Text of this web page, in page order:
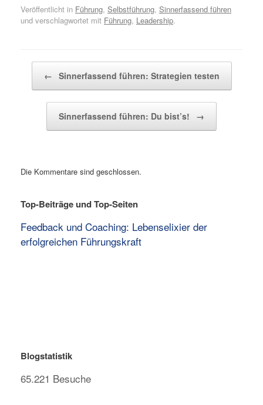
Veröffentlicht in Führung, Selbstführung, Sinnerfassend führen
und verschlagwortet mit Führung, Leadership.
← Sinnerfassend führen: Strategien testen
Sinnerfassend führen: Du bist’s! →
Die Kommentare sind geschlossen.
Top-Beiträge und Top-Seiten
Feedback und Coaching: Lebenselixier der
erfolgreichen Führungskraft
Blogstatistik
65.221 Besuche